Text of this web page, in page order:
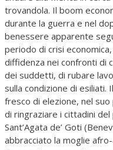
trovandola. Il boom
durante la guerra e nel
benessere apparente
periodo di crisi
diffidenza nei confronti di
dei suddetti, di rubare
sulla condizione di esiliati.
fresco di elezione, nel
di ringraziare i cittadini
Sant’Agata de’ Goti
abbracciato la moglie